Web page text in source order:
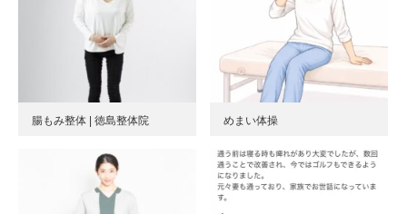
腸もみ整体 | 徳島整体院 めまい体操